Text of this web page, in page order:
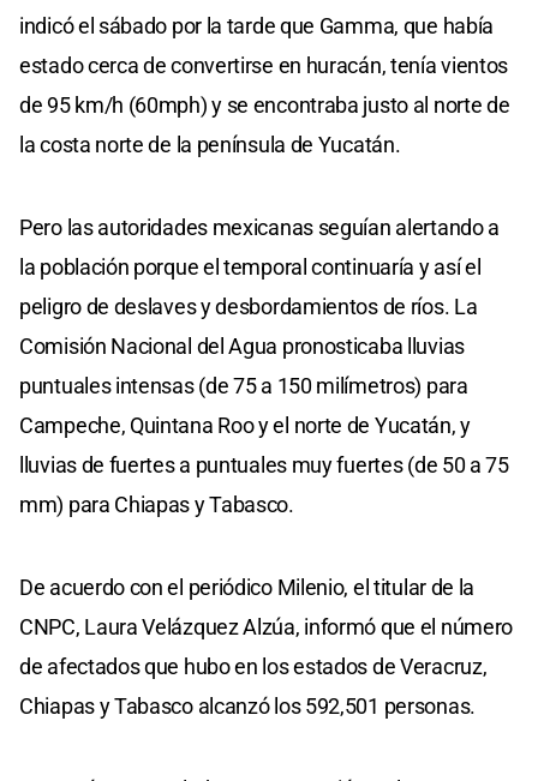
indicó el sábado por la tarde que Gamma, que había
estado cerca de convertirse en huracán, tenía vientos
de 95 km/h (60mph) y se encontraba justo al norte de
la costa norte de la península de Yucatán.
Pero las autoridades mexicanas seguían alertando a
la población porque el temporal continuaría y así el
peligro de deslaves y desbordamientos de ríos. La
Comisión Nacional del Agua pronosticaba lluvias
puntuales intensas (de 75 a 150 milímetros) para
Campeche, Quintana Roo y el norte de Yucatán, y
lluvias de fuertes a puntuales muy fuertes (de 50 a 75
mm) para Chiapas y Tabasco.
De acuerdo con el periódico Milenio, el titular de la
CNPC, Laura Velázquez Alzúa, informó que el número
de afectados que hubo en los estados de Veracruz,
Chiapas y Tabasco alcanzó los 592,501 personas.